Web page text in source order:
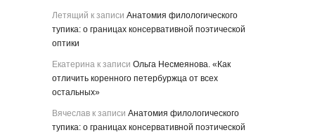
Летящий к записи Анатомия филологического
тупика: о границах консервативной поэтической
оптики
Екатерина к записи Ольга Несмеянова. «Как
отличить коренного петербуржца от всех
остальных»
Вячеслав к записи Анатомия филологического
тупика: о границах консервативной поэтической